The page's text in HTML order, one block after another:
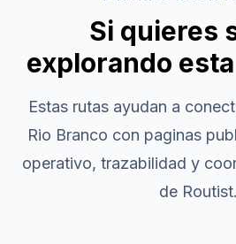
Si quieres
explorando
Estas rutas ayudan a
Rio Branco con paginas
operativo, trazabilidad y
de Routist.